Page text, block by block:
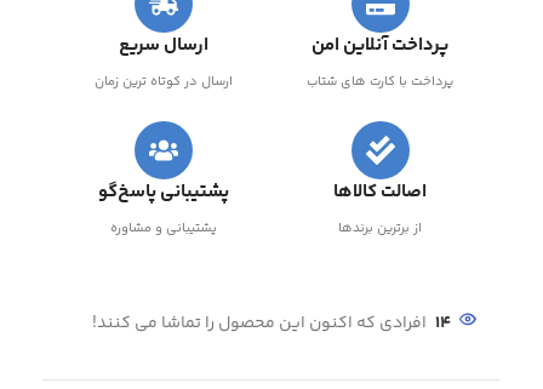
پرداخت آنلاین امن
پرداخت با کارت های شتاب
ارسال سریع
ارسال در کوتاه ترین زمان
اصالت کالاها
از برترین برندها
پشتیبانی پاسخ‌گو
پشتیبانی و مشاوره
14 افرادی که اکنون این محصول را تماشا می کنند!